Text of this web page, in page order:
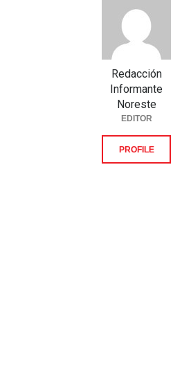
Redacción
Informante
Noreste
EDITOR
PROFILE